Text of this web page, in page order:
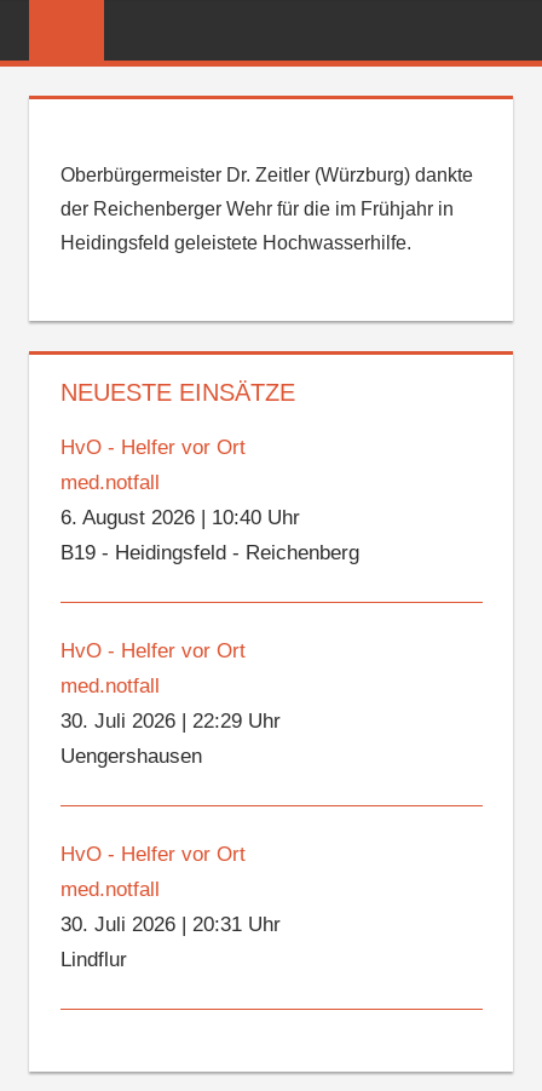
FEUERWEHR
Oberbürgermeister Dr. Zeitler (Würzburg) dankte
der Reichenberger Wehr für die im Frühjahr in
Heidingsfeld geleistete Hochwasserhilfe.
NEUESTE EINSÄTZE
HvO - Helfer vor Ort
med.notfall
6. August 2026| 10:40 Uhr
B19 - Heidingsfeld - Reichenberg
HvO - Helfer vor Ort
med.notfall
30. Juli 2026| 22:29 Uhr
Uengershausen
HvO - Helfer vor Ort
med.notfall
30. Juli 2026| 20:31 Uhr
Lindflur